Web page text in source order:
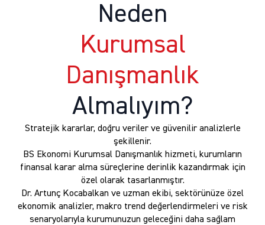
Neden
Kurumsal
Danışmanlık
Almalıyım?
Stratejik kararlar, doğru veriler ve güvenilir analizlerle
şekillenir.
BS Ekonomi Kurumsal Danışmanlık hizmeti, kurumların
finansal karar alma süreçlerine derinlik kazandırmak için
özel olarak tasarlanmıştır.
Dr. Artunç Kocabalkan ve uzman ekibi, sektörünüze özel
ekonomik analizler, makro trend değerlendirmeleri ve risk
senaryolarıyla kurumunuzun geleceğini daha sağlam